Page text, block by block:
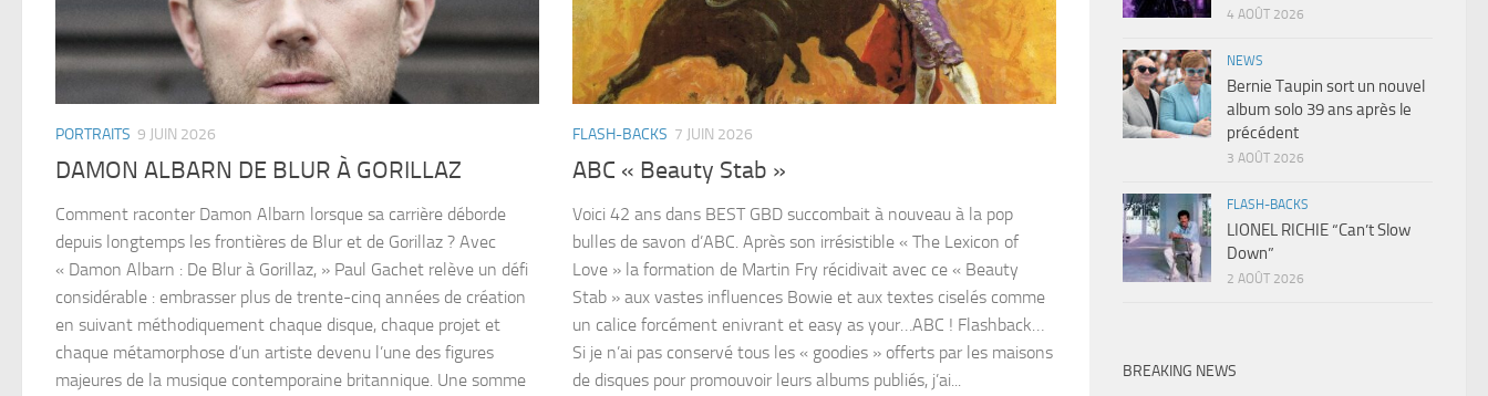
PORTRAITS 9 JUIN 2026
DAMON ALBARN DE BLUR À GORILLAZ
Comment raconter Damon Albarn lorsque sa carrière déborde
depuis longtemps les frontières de Blur et de Gorillaz ? Avec
« Damon Albarn : De Blur à Gorillaz, » Paul Gachet relève un défi
considérable : embrasser plus de trente-cinq années de création
en suivant méthodiquement chaque disque, chaque projet et
chaque métamorphose d’un artiste devenu l’une des figures
majeures de la musique contemporaine britannique. Une somme
FLASH-BACKS 7 JUIN 2026
ABC « Beauty Stab »
Voici 42 ans dans BEST GBD succombait à nouveau à la pop
bulles de savon d’ABC. Après son irrésistible « The Lexicon of
Love » la formation de Martin Fry récidivait avec ce « Beauty
Stab » aux vastes influences Bowie et aux textes ciselés comme
un calice forcément enivrant et easy as your…ABC ! Flashback…
Si je n’ai pas conservé tous les « goodies » offerts par les maisons
de disques pour promouvoir leurs albums publiés, j’ai...
4 AOÛT 2026
NEWS
Bernie Taupin sort un nouvel
album solo 39 ans après le
précédent
3 AOÛT 2026
FLASH-BACKS
LIONEL RICHIE “Can’t Slow
Down”
2 AOÛT 2026
BREAKING NEWS